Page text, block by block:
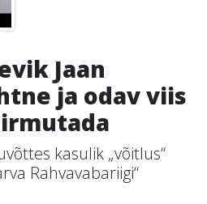
Jaan
ja odav viis
kasulik „võitlus“
Rahvavabariigi“